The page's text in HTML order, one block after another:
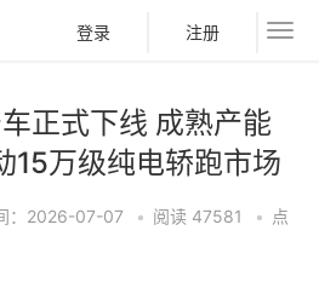
登录 注册
正式下线 成熟产能
15万级纯电轿跑市场
：2026-07-07 • 阅读 47581 • 点